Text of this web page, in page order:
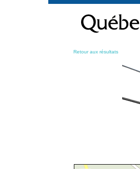
contenu
Retour aux résultats